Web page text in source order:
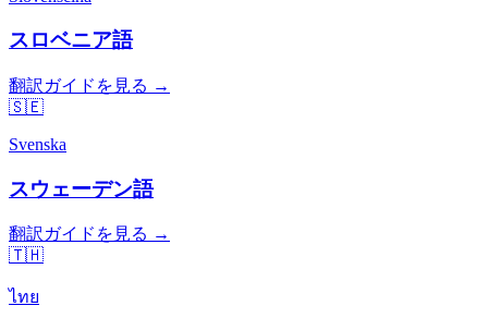
スロベニア語
翻訳ガイドを見る →
🇸🇪
Svenska
スウェーデン語
翻訳ガイドを見る →
🇹🇭
ไทย